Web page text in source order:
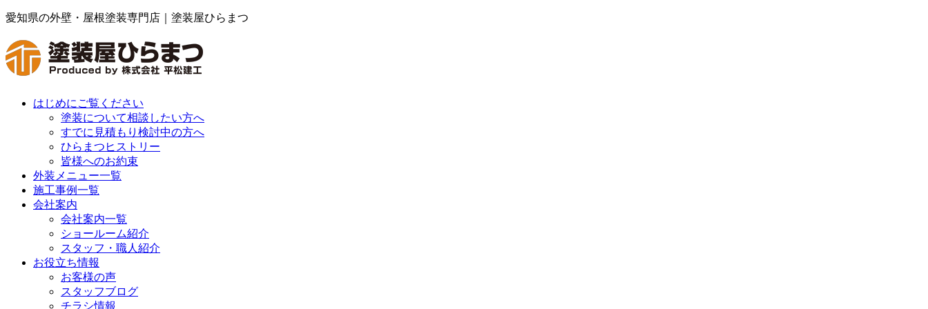
愛知県の外壁・屋根塗装専門店｜塗装屋ひらまつ
はじめにご覧ください
塗装について相談したい方へ
すでに見積もり検討中の方へ
ひらまつヒストリー
皆様へのお約束
外装メニュー一覧
施工事例一覧
会社案内
会社案内一覧
ショールーム紹介
スタッフ・職人紹介
お役立ち情報
お客様の声
スタッフブログ
チラシ情報